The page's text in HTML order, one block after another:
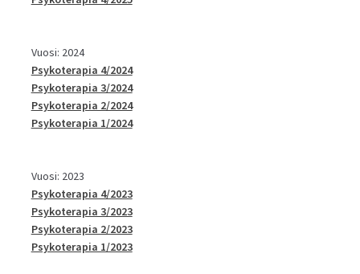
Vuosi: 2024
Psykoterapia 4/2024
Psykoterapia 3/2024
Psykoterapia 2/2024
Psykoterapia 1/2024
Vuosi: 2023
Psykoterapia 4/2023
Psykoterapia 3/2023
Psykoterapia 2/2023
Psykoterapia 1/2023